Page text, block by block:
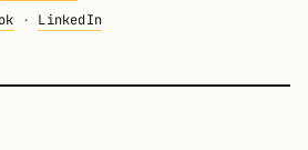
· LinkedIn